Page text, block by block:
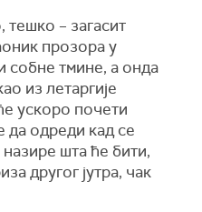
тешко – загасит
прозора у
собне тмине, а онда
из летаргије
ускоро почети
да одреди кад се
шта ће бити,
другог јутра, чак